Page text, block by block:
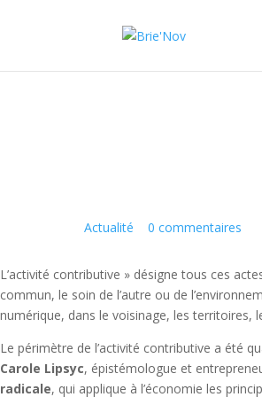
Actualité 0 commentaires
L’activité contributive » désigne tous ces
commun, le soin de l’autre ou de
numérique, dans le voisinage, les territoires,
Le périmètre de l’activité contributive a été
Carole Lipsyc, épistémologue et
radicale, qui applique à l’économie les